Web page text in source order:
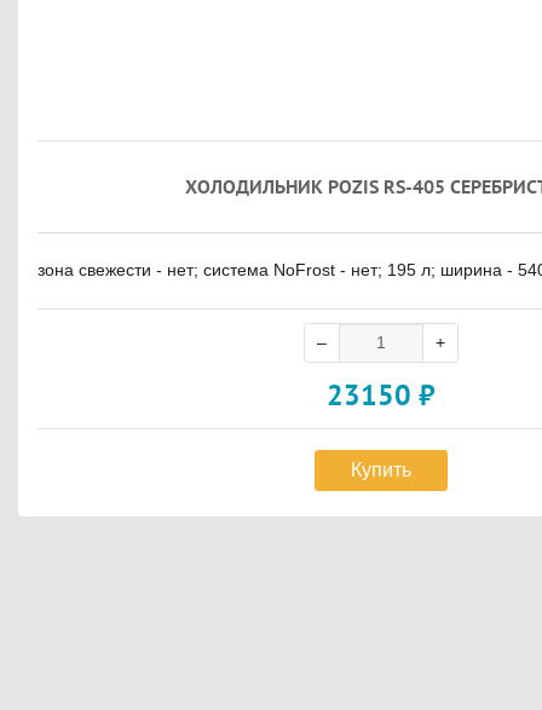
ХОЛОДИЛЬНИК POZIS RS-405
зона свежести - нет; система NoFrost - нет; 195 л; ширина -
23150 ₽
Купить